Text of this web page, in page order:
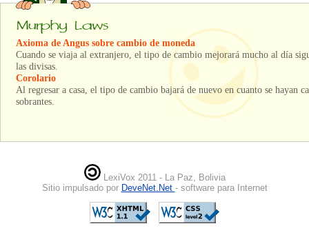
Axioma de Angus sobre cambio de moneda
Cuando se viaja al extranjero, el tipo de cambio mejorará mucho al día
las divisas.
Corolario
Al regresar a casa, el tipo de cambio bajará de nuevo en cuanto se hayan
sobrantes.
LexiVox 2011 - La Paz, Bolivia
Sitio impulsado por DeveNet.Net - software para Internet